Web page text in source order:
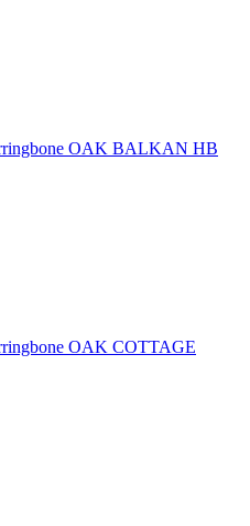
OAK BALKAN HB
OAK COTTAGE